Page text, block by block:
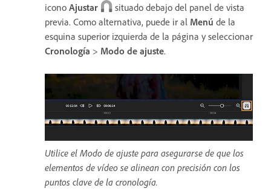
icono Ajustar
situado debajo del panel de vista
previa. Como alternativa, puede ir al Menú de la
esquina superior izquierda de la página y seleccionar
Cronología > Modo de ajuste.
Utilice el Modo de ajuste para asegurarse de que los
elementos de vídeo se alinean con precisión con los
puntos clave de la cronología.